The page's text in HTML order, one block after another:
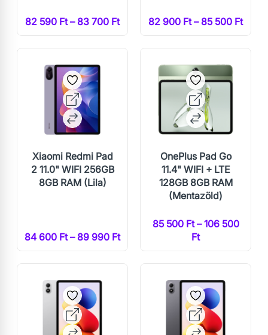
82 590 Ft – 83 700 Ft 82 900 Ft – 85 500 Ft
Xiaomi Redmi Pad
2 11.0" WIFI 256GB
8GB RAM (Lila)
84 600 Ft – 89 990 Ft
OnePlus Pad Go
11.4" WIFI + LTE
128GB 8GB RAM
(Mentazöld)
85 500 Ft – 106 500
Ft